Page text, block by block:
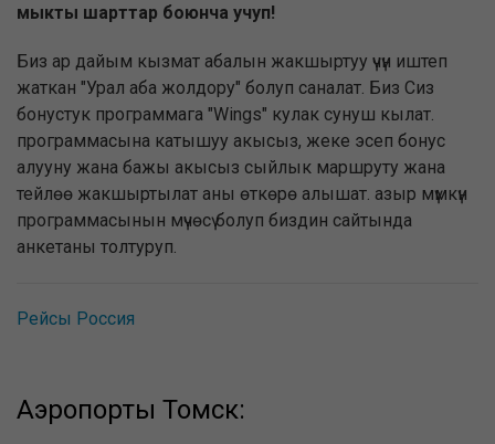
мыкты шарттар боюнча учуп!
Биз ар дайым кызмат абалын жакшыртуу үчүн иштеп
жаткан "Урал аба жолдору" болуп саналат. Биз Сиз
бонустук программага "Wings" кулак сунуш кылат.
программасына катышуу акысыз, жеке эсеп бонус
алууну жана бажы акысыз сыйлык маршруту жана
тейлөө жакшыртылат аны өткөрө алышат. азыр мүмкүн
программасынын мүчөсү болуп биздин сайтында
анкетаны толтуруп.
Рейсы Россия
Аэропорты Томск: